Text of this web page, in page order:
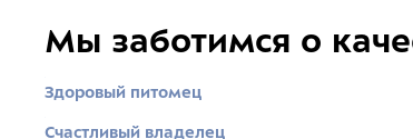
Мы заботимся о
Здоровый питомец
Счастливый владелец